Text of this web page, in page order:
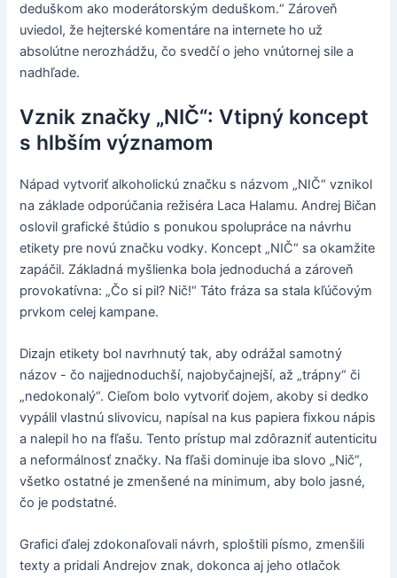
deduškom ako moderátorským deduškom.“ Zároveň
uviedol, že hejterské komentáre na internete ho už
absolútne nerozhádžu, čo svedčí o jeho vnútornej sile a
nadhľade.
Vznik značky „NIČ“: Vtipný koncept
s hlbším významom
Nápad vytvoriť alkoholickú značku s názvom „NIČ“ vznikol
na základe odporúčania režiséra Laca Halamu. Andrej Bičan
oslovil grafické štúdio s ponukou spolupráce na návrhu
etikety pre novú značku vodky. Koncept „NIČ“ sa okamžite
zapáčil. Základná myšlienka bola jednoduchá a zároveň
provokatívna: „Čo si pil? Nič!“ Táto fráza sa stala kľúčovým
prvkom celej kampane.
Dizajn etikety bol navrhnutý tak, aby odrážal samotný
názov - čo najjednoduchší, najobyčajnejší, až „trápny“ či
„nedokonalý“. Cieľom bolo vytvoriť dojem, akoby si dedko
vypálil vlastnú slivovicu, napísal na kus papiera fixkou nápis
a nalepil ho na fľašu. Tento prístup mal zdôrazniť autenticitu
a neformálnosť značky. Na fľaši dominuje iba slovo „Nič“,
všetko ostatné je zmenšené na minimum, aby bolo jasné,
čo je podstatné.
Grafici ďalej zdokonaľovali návrh, sploštili písmo, zmenšili
texty a pridali Andrejov znak, dokonca aj jeho otlačok